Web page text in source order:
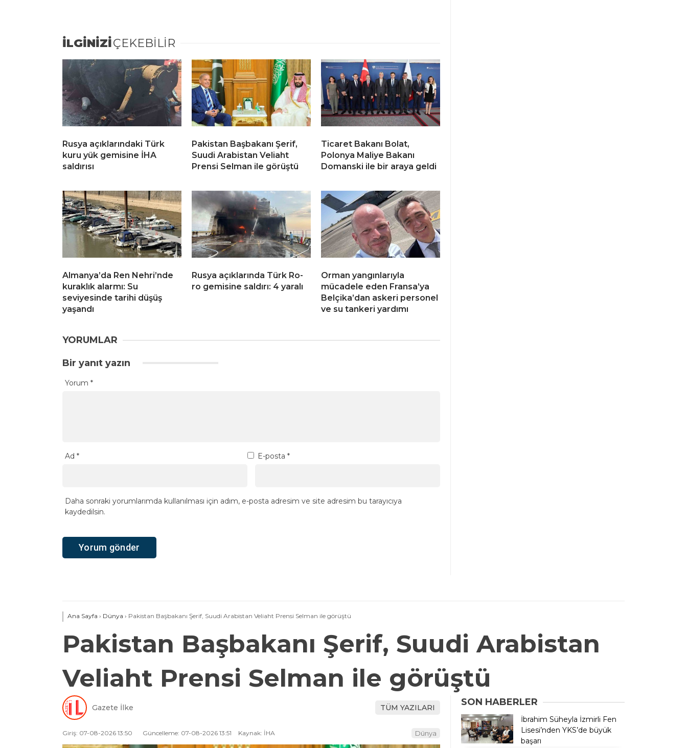
İLGİNİZİÇEKEBİLİR
Rusya açıklarındaki Türk
kuru yük gemisine İHA
saldırısı
Pakistan Başbakanı Şerif,
Suudi Arabistan Veliaht
Prensi Selman ile görüştü
Ticaret Bakanı Bolat,
Polonya Maliye Bakanı
Domanski ile bir araya geldi
Almanya’da Ren Nehri’nde
kuraklık alarmı: Su
seviyesinde tarihi düşüş
yaşandı
Rusya açıklarında Türk Ro-
ro gemisine saldırı: 4 yaralı
Orman yangınlarıyla
mücadele eden Fransa’ya
Belçika’dan askeri personel
ve su tankeri yardımı
YORUMLAR
Bir yanıt yazın
Yorum *
Ad * E-posta *
Daha sonraki yorumlarımda kullanılması için adım, e-posta adresim ve site adresim bu tarayıcıya
kaydedilsin.
Ana Sayfa › Dünya › Pakistan Başbakanı Şerif, Suudi Arabistan Veliaht Prensi Selman ile görüştü
Pakistan Başbakanı Şerif, Suudi Arabistan
Veliaht Prensi Selman ile görüştü
Gazete İlke TÜM YAZILARI
Giriş: 07-08-2026 13:50 Güncelleme: 07-08-2026 13:51 Kaynak: İHA Dünya
SON HABERLER
İbrahim Süheyla İzmirli Fen
Lisesi’nden YKS’de büyük
başarı